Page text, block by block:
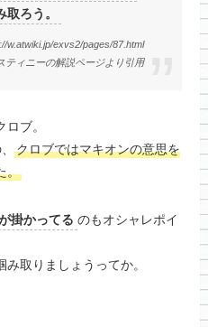
ろう。
w.atwiki.jp/exvs2/pages/87.html
ティニーの解説ページより引用
ブ。
クロブではマキオンの意思を
。
掛かってる のもオシャレポイ
取りましょうってか。